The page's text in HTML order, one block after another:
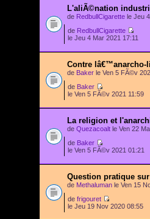
L'aliÃ©nation
de RedbullCigarette le Jeu
de RedbullCigarette
le Jeu 4 Mar 2021 17:11
Contre
de Baker le Ven 5 FÃ©v
de Baker
le Ven 5 FÃ©v 2021 11:59
La religion et
de Quezacoalt le Ven 22
de Baker
le Ven 5 FÃ©v 2021 01:21
Question pratique
de Methaluman le Ven 15
de frigouret
le Jeu 19 Nov 2020 08:55